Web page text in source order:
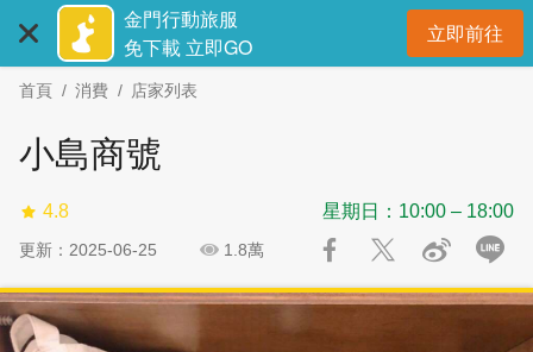
主
金門行動旅服
免下載 立即GO
立即前往開
首頁 消費 店家列表
小島商號
4.8 星期日：10:00 – 18:00
更新：2025-06-25 1.8萬
社